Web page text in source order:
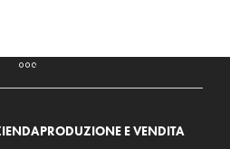
PRODUZIONE E VENDITA